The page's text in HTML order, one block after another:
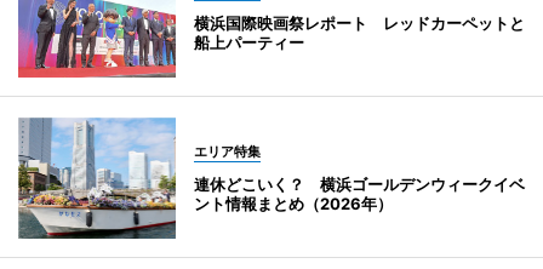
横浜国際映画祭レポート レッドカーペットと
船上パーティー
エリア特集
連休どこいく？ 横浜ゴールデンウィークイベ
ント情報まとめ（2026年）